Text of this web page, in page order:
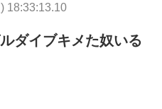
18:33:13.10
ダイブキメた奴いる